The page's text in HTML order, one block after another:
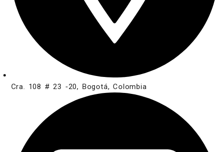
Cra. 108 # 23 -20, Bogotá, Colombia